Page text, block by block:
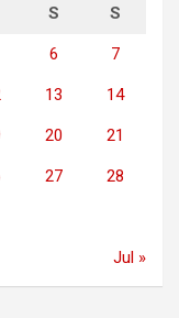
S S
6 7
13 14
20 21
27 28
Jul »